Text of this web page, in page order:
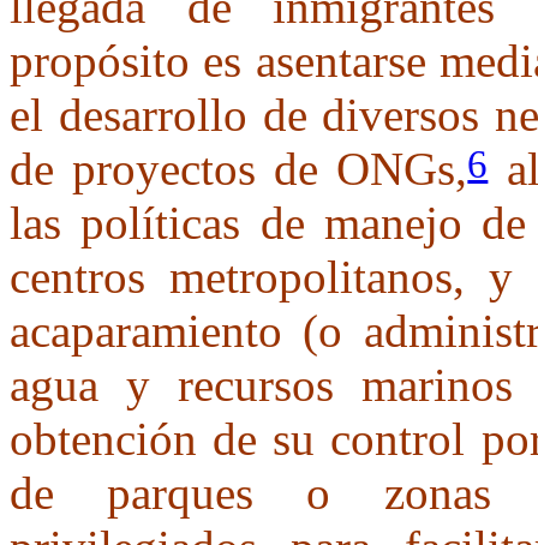
propósito es asentarse
el desarrollo de diversos
de proyectos de ONGs,6
las políticas de manejo
centros metropolitanos,
acaparamiento (o
agua y recursos
obtención de su control
de parques o zonas